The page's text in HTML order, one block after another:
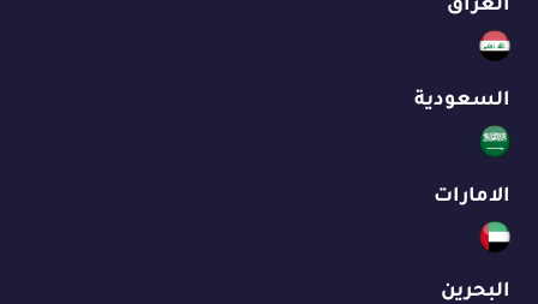
العراق
السعودية
الامارات
البحرين